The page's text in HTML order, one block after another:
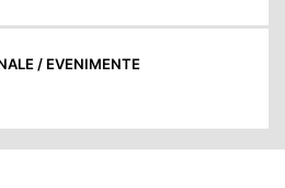
/ EVENIMENTE